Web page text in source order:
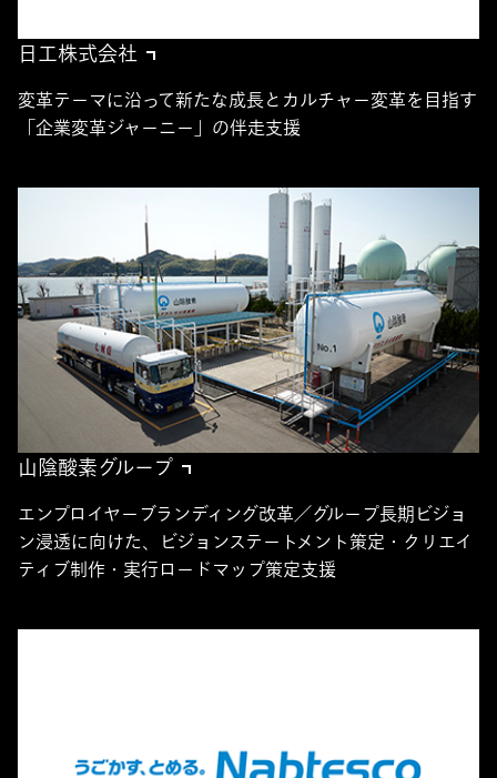
日工株式会社
変革テーマに沿って新たな成長とカルチャー変革を目指す
「企業変革ジャーニー」の伴走支援
山陰酸素グループ
エンプロイヤーブランディング改革／グループ長期ビジョ
ン浸透に向けた、ビジョンステートメント策定・クリエイ
ティブ制作・実行ロードマップ策定支援